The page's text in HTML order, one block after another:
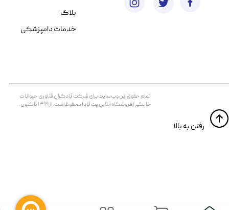
تمام حقوق اين وب‌سايت برای شرکت آبادگران فناوری حیوانات
خانگی (فروشگاه آنلاین پت آباد) محفوظ است. از ۱۳۹۹ تا کنون.
​​رفتن به بالا
بلاگ
خدمات دامپزشکی